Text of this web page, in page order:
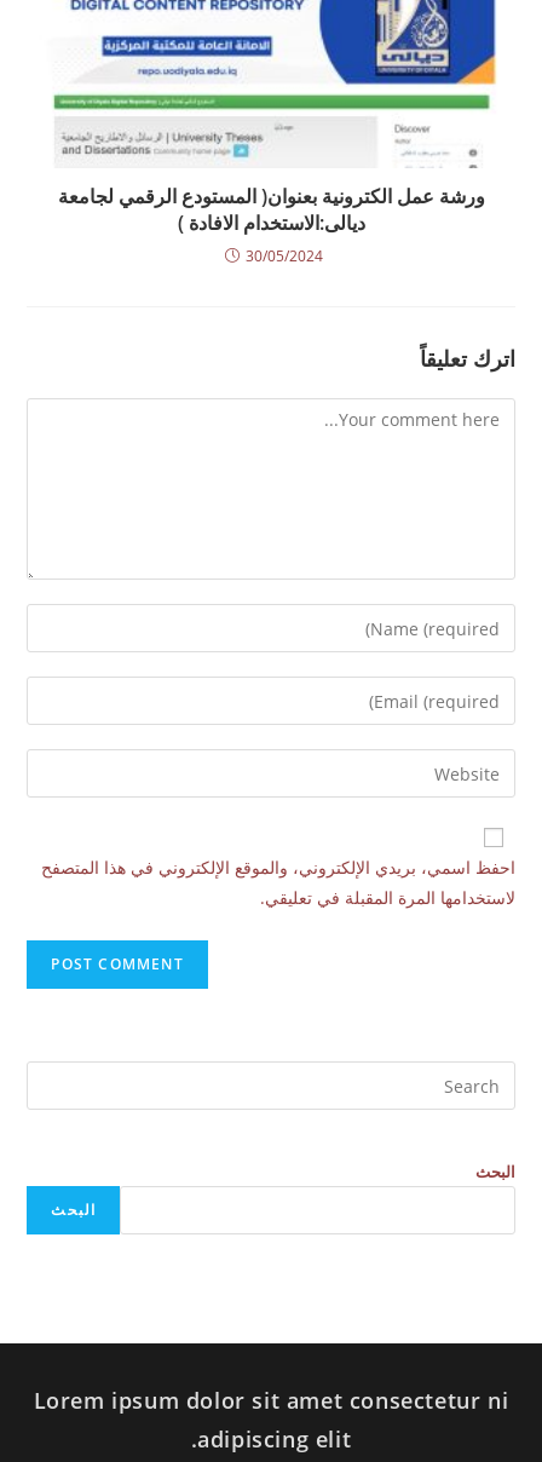
ورشة عمل الكترونية بعنوان( المستودع الرقمي لجامعة
ديالى:الاستخدام الافادة )
30/05/2024
اترك تعليقاً
احفظ اسمي، بريدي الإلكتروني، والموقع الإلكتروني في هذا المتصفح
لاستخدامها المرة المقبلة في تعليقي.
البحث
البحث
Lorem ipsum dolor sit amet consectetur ni
adipiscing elit.